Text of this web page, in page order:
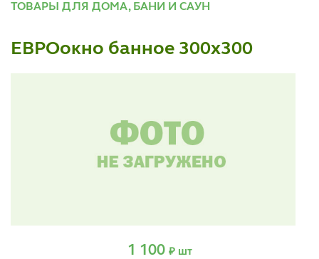
ТОВАРЫ ДЛЯ ДОМА, БАНИ И САУН
ЕВРОокно банное 300х300
1 100 ₽ шт